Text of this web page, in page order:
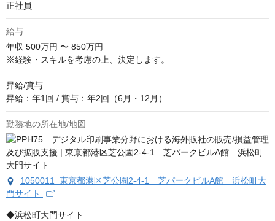
正社員
給与
年収 500万円 〜 850万円
※経験・スキルを考慮の上、決定します。
昇給/賞与
昇給：年1回 / 賞与：年2回（6月・12月）
勤務地の所在地/地図
1050011 東京都港区芝公園2-4-1 芝パークビルA館 浜松町大
門サイト
◆浜松町大門サイト